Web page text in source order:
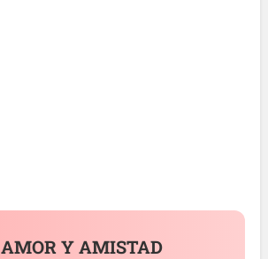
AMOR Y AMISTAD